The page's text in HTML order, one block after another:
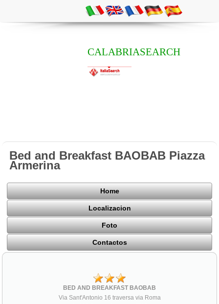
CALABRIASEARCH
Bed and Breakfast BAOBAB Piazza
Armerina
Home
Localizacion
Foto
Contactos
BED AND BREAKFAST BAOBAB
Via Sant'Antonio 16 traversa via Roma